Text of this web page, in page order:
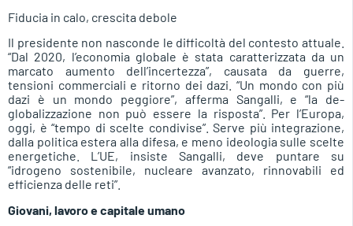
Fiducia in calo, crescita debole
Il presidente non nasconde le difficoltà del contesto attuale.
“Dal 2020, l’economia globale è stata caratterizzata da un
marcato aumento dell’incertezza”, causata da guerre,
tensioni commerciali e ritorno dei dazi. “Un mondo con più
dazi è un mondo peggiore”, afferma Sangalli, e “la de-
globalizzazione non può essere la risposta”. Per l’Europa,
oggi, è “tempo di scelte condivise”. Serve più integrazione,
dalla politica estera alla difesa, e meno ideologia sulle scelte
energetiche. L’UE, insiste Sangalli, deve puntare su
“idrogeno sostenibile, nucleare avanzato, rinnovabili ed
efficienza delle reti”.
Giovani, lavoro e capitale umano